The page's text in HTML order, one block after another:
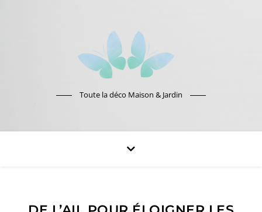
Toute la déco Maison & Jardin